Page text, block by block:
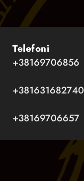
Telefoni
+38169706856
+381631682740
+38169706657